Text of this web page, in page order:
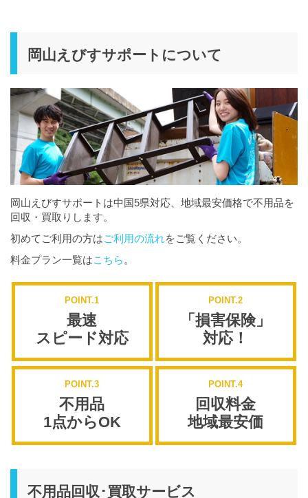
岡山えびすサポートについて
岡山えびすサポートは中国5県対応、地域最安価格で不用品を
回収・買取りします。
初めてご利用の方はご利用の流れをご覧ください。
料金プラン一覧はこちら 。
POINT.1
最速
スピード対応
POINT.2
「損害保険」
対応！
POINT.3
不用品
1点からOK
POINT.4
回収料金
地域最安価
不用品回収･買取サービス